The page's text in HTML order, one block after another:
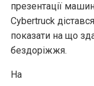
презентації
Cybertruck
показати на що
бездоріжжя.
На